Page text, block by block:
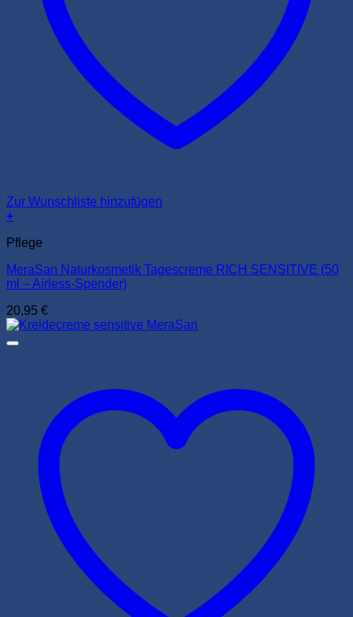
Zur Wunschliste hinzufügen
+
Pflege
MeraSan Naturkosmetik Tagescreme RICH SENSITIVE (50
ml – Airless-Spender)
20,95 €